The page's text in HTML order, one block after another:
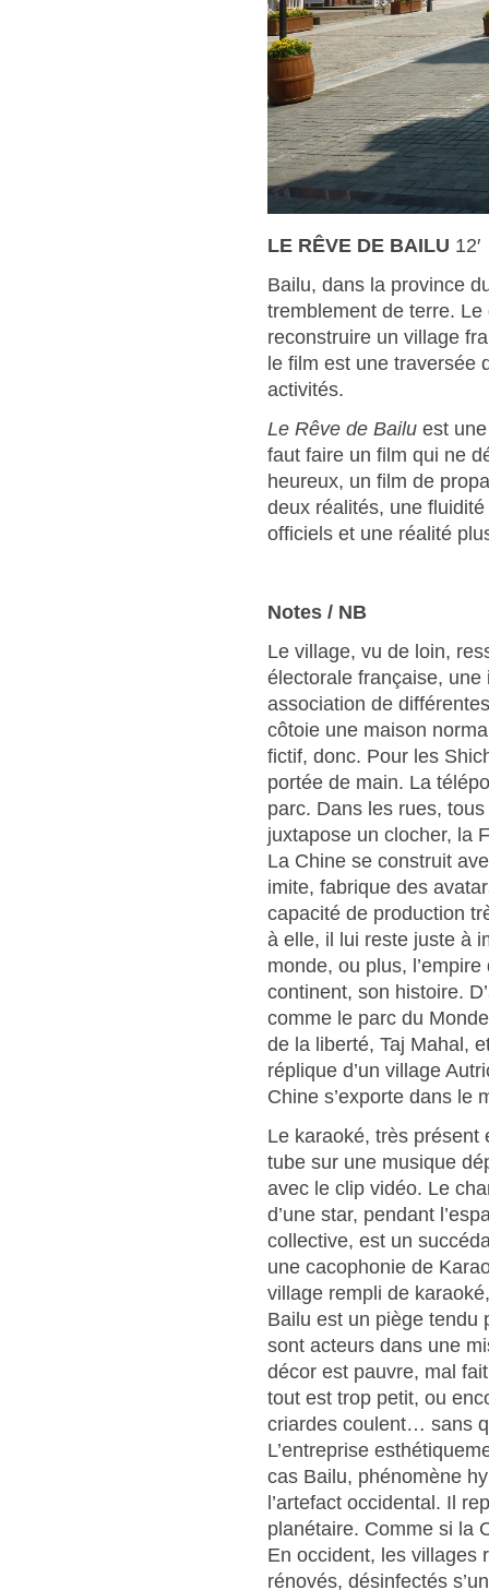
LE RÊVE DE BAILU 12′
Bailu, dans la province
tremblement de terre.
reconstruire un village
le film est une traversée
activités.
Le Rêve de Bailu est
faut faire un film qui ne
heureux, un film de
deux réalités, une
officiels et une réalité
Notes / NB
Le village, vu de loin,
électorale française,
association de
côtoie une maison
fictif, donc. Pour les
portée de main. La
parc. Dans les rues,
juxtapose un clocher, la
La Chine se construit
imite, fabrique des
capacité de production
à elle, il lui reste juste à
monde, ou plus,
continent, son histoire.
comme le parc du
de la liberté, Taj Mahal,
réplique d’un village
Chine s’exporte dans le
Le karaoké, très présent
tube sur une musique
avec le clip vidéo. Le
d’une star, pendant
collective, est un
une cacophonie de
village rempli de
Bailu est un piège tendu
sont acteurs dans une
décor est pauvre, mal
tout est trop petit, ou
criardes coulent… sans
L’entreprise
cas Bailu, phénomène
l’artefact occidental. Il
planétaire. Comme si la
En occident, les villages
rénovés, désinfectés